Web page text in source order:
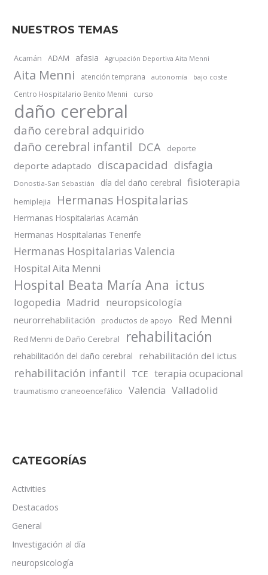
NUESTROS TEMAS
Acamán ADAM afasia Agrupación Deportiva Aita Menni
Aita Menni atención temprana autonomía bajo coste
Centro Hospitalario Benito Menni curso
daño cerebral
daño cerebral adquirido
daño cerebral infantil DCA deporte
deporte adaptado discapacidad disfagia
Donostia-San Sebastián día del daño cerebral fisioterapia
hemiplejia Hermanas Hospitalarias
Hermanas Hospitalarias Acamán
Hermanas Hospitalarias Tenerife
Hermanas Hospitalarias Valencia
Hospital Aita Menni
Hospital Beata María Ana ictus
logopedia Madrid neuropsicología
neurorrehabilitación productos de apoyo Red Menni
Red Menni de Daño Cerebral rehabilitación
rehabilitación del daño cerebral rehabilitación del ictus
rehabilitación infantil TCE terapia ocupacional
traumatismo craneoencefálico Valencia Valladolid
CATEGORÍAS
Activities
Destacados
General
Investigación al día
neuropsicología